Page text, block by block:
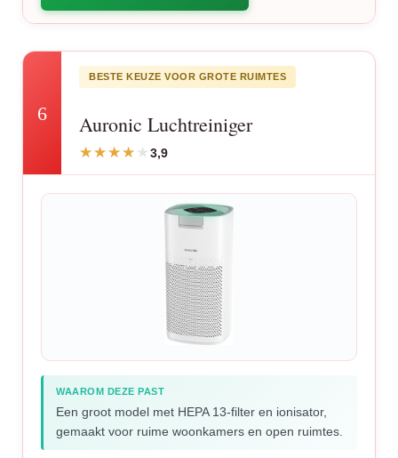
6
BESTE KEUZE VOOR GROTE RUIMTES
Auronic Luchtreiniger
3,9
WAAROM DEZE PAST
Een groot model met HEPA 13-filter en ionisator,
gemaakt voor ruime woonkamers en open ruimtes.